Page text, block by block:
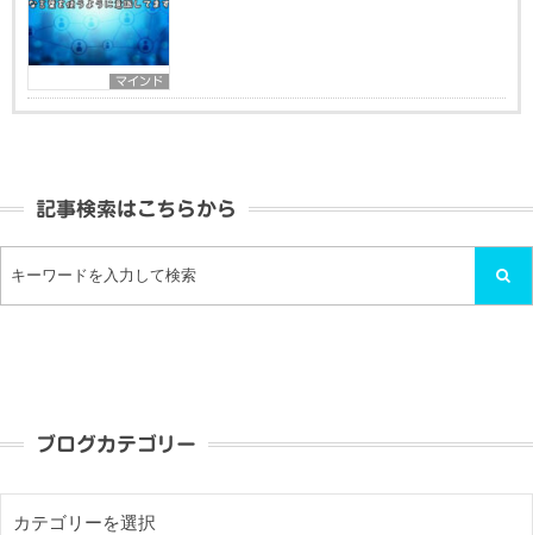
マインド
記事検索はこちらから
ブログカテゴリー